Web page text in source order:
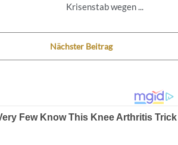
Krisenstab wegen ...
Nächster Beitrag